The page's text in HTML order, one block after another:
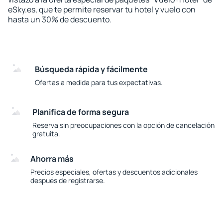
eSky.es, que te permite reservar tu hotel y vuelo con
hasta un 30% de descuento.
Búsqueda rápida y fácilmente
Ofertas a medida para tus expectativas.
Planifica de forma segura
Reserva sin preocupaciones con la opción de cancelación
gratuita.
Ahorra más
Precios especiales, ofertas y descuentos adicionales
después de registrarse.